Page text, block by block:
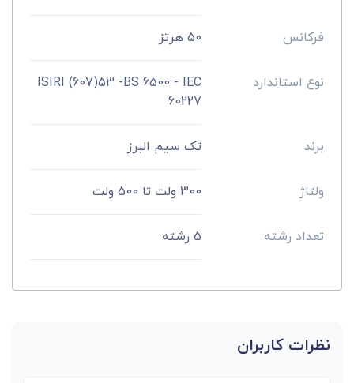
فرکانس 50 هرتز
نوع استاندارد
ISIRI (607)53 -BS 6500 - IEC
60227
برند تک سیم البرز
ولتاژ 300 ولت تا 500 ولت
تعداد رشته 5 رشته
نظرات کاربران